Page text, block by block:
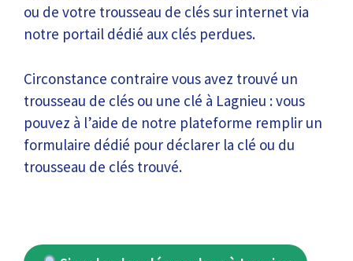
ou de votre trousseau de clés sur internet via
notre portail dédié aux clés perdues.
Circonstance contraire vous avez trouvé un
trousseau de clés ou une clé à Lagnieu : vous
pouvez à l’aide de notre plateforme remplir un
formulaire dédié pour déclarer la clé ou du
trousseau de clés trouvé.